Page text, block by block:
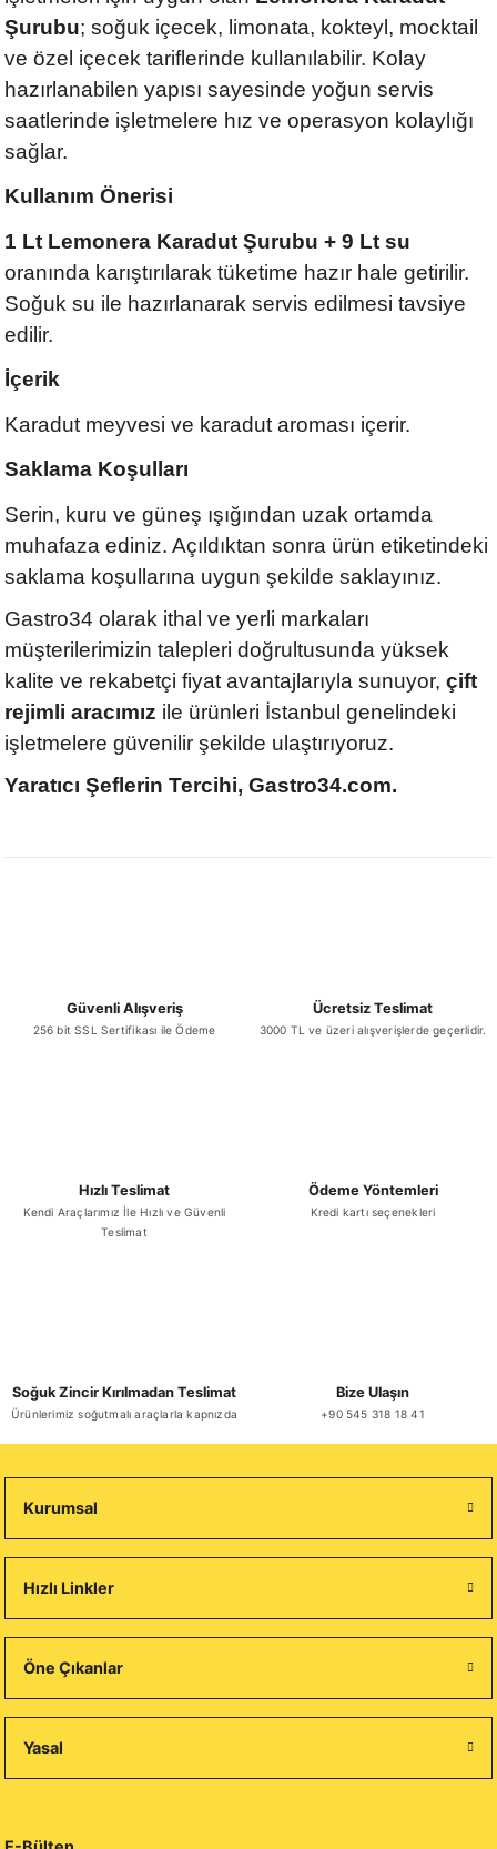
Şurubu; soğuk içecek, limonata, kokteyl, mocktail
ve özel içecek tariflerinde kullanılabilir. Kolay
hazırlanabilen yapısı sayesinde yoğun servis
saatlerinde işletmelere hız ve operasyon kolaylığı
sağlar.
Kullanım Önerisi
1 Lt Lemonera Karadut Şurubu + 9 Lt su
oranında karıştırılarak tüketime hazır hale getirilir.
Soğuk su ile hazırlanarak servis edilmesi tavsiye
edilir.
İçerik
Karadut meyvesi ve karadut aroması içerir.
Saklama Koşulları
Serin, kuru ve güneş ışığından uzak ortamda
muhafaza ediniz. Açıldıktan sonra ürün etiketindeki
saklama koşullarına uygun şekilde saklayınız.
Gastro34 olarak ithal ve yerli markaları
müşterilerimizin talepleri doğrultusunda yüksek
kalite ve rekabetçi fiyat avantajlarıyla sunuyor, çift
rejimli aracımız ile ürünleri İstanbul genelindeki
işletmelere güvenilir şekilde ulaştırıyoruz.
Yaratıcı Şeflerin Tercihi, Gastro34.com.
Güvenli Alışveriş
256 bit SSL Sertifikası ile Ödeme
Ücretsiz Teslimat
3000 TL ve üzeri alışverişlerde geçerlidir.
Hızlı Teslimat
Kendi Araçlarımız İle Hızlı ve Güvenli
Teslimat
Ödeme Yöntemleri
Kredi kartı seçenekleri
Soğuk Zincir Kırılmadan Teslimat
Ürünlerimiz soğutmalı araçlarla kapnızda
Bize Ulaşın
+90 545 318 18 41
Kurumsal
Hızlı Linkler
Öne Çıkanlar
Yasal